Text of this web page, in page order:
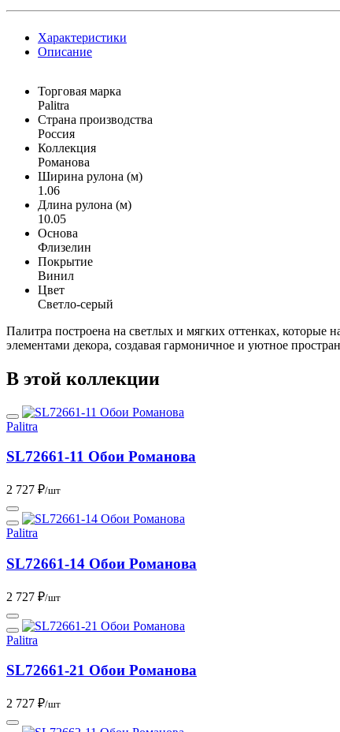
Характеристики
Описание
Торговая марка
Palitra
Страна производства
Россия
Коллекция
Романова
Ширина рулона (м)
1.06
Длина рулона (м)
10.05
Основа
Флизелин
Покрытие
Винил
Цвет
Светло-серый
Палитра построена на светлых и мягких оттенках, которые
элементами декора, создавая гармоничное и уютное
В этой коллекции
Palitra
SL72661-11 Обои Романова
2 727 ₽/шт
Palitra
SL72661-14 Обои Романова
2 727 ₽/шт
Palitra
SL72661-21 Обои Романова
2 727 ₽/шт